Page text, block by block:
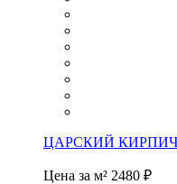
ЦАРСКИЙ КИРПИЧ
Цена за м² 2480 ₽